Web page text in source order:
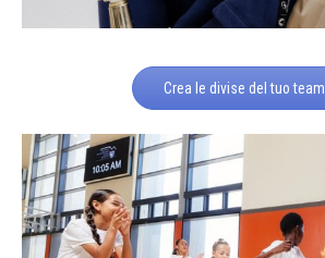
Crea le divise del tuo team